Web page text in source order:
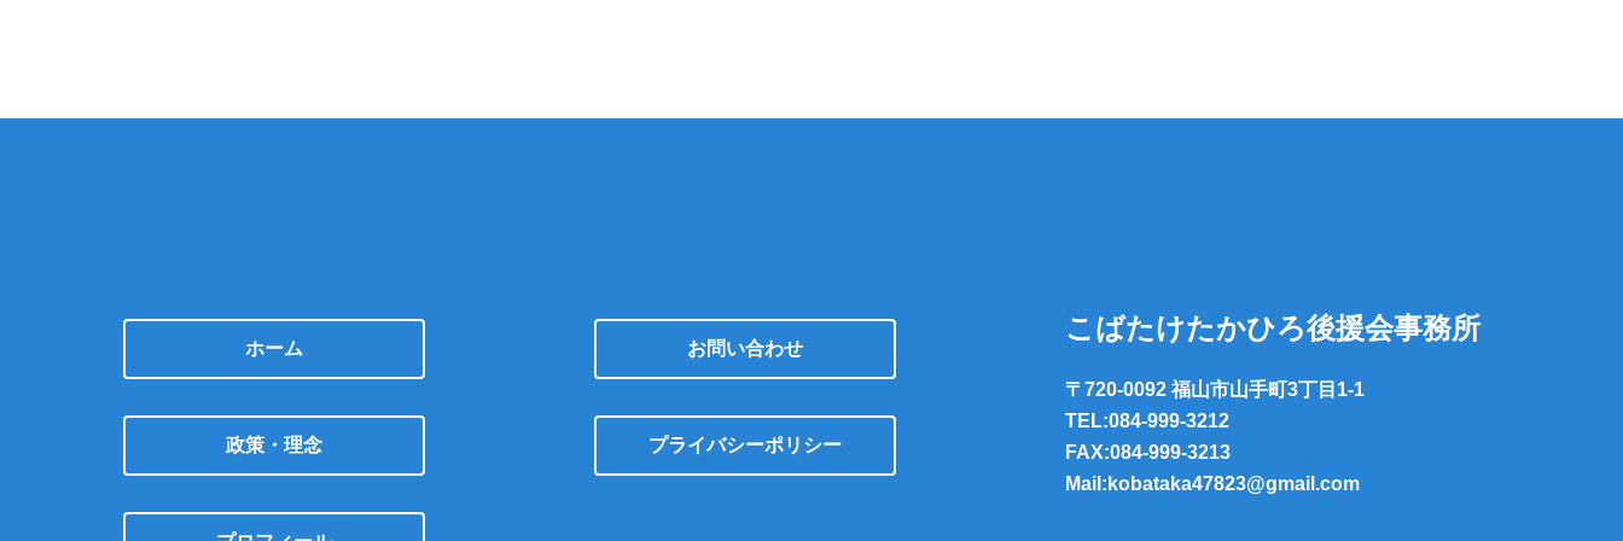
ホーム
政策・理念
お問い合わせ
プライバシーポリシー
こばたけたかひろ後援会事務所
〒720-0092 福山市山手町3丁目1-1
TEL:084-999-3212
FAX:084-999-3213
Mail:kobataka47823@gmail.com